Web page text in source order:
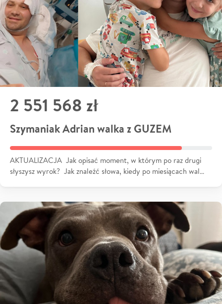
2 551 568 zł
Szymaniak Adrian walka z GUZEM
AKTUALIZACJA Jak opisać moment, w którym po raz drugi
słyszysz wyrok? Jak znaleźć słowa, kiedy po miesiącach wal…